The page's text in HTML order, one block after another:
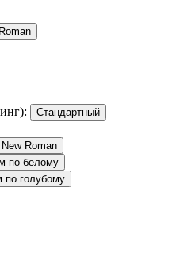
Стандартный
Roman
по белому
по голубому